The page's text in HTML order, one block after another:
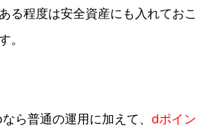
る程度は安全資産にも入れておこ
。
ら普通の運用に加えて、 dポイン